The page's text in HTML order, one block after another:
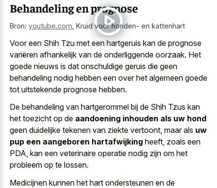
Behandeling en prognose
Bron: youtube.com Kruid voor honden- en kattenhart
Voor een Shih Tzu met een hartgeruis kan de prognose
variëren afhankelijk van de onderliggende oorzaak. Het
goede nieuws is dat onschuldige geruis die geen
behandeling nodig hebben een over het algemeen goede
tot uitstekende prognose hebben.
De behandeling van hartgerommel bij de Shih Tzus kan
het toezicht op de aandoening inhouden als uw hond
geen duidelijke tekenen van ziekte vertoont, maar als uw
pup een aangeboren hartafwijking heeft, zoals een
PDA, kan een veterinaire operatie nodig zijn om het
probleem op te lossen.
Medicijnen kunnen het hart ondersteunen en de